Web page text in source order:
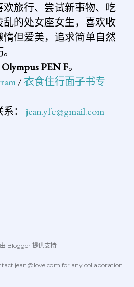
旅行、尝试新事物、吃
的处女座女生，喜欢收
但爱美，追求简单自然
Olympus PEN F。
/衣食住行面子书专
： jean.yfc@gmail.com
由 Blogger 提供支持
jean@love.com for any collaboration.